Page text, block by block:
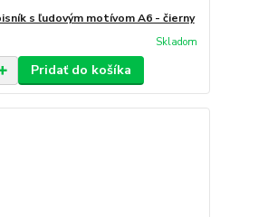
s ľudovým motívom A6 - čierny
Skladom
Pridať do košíka